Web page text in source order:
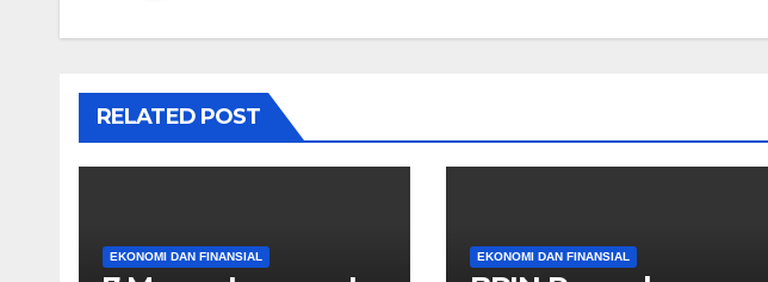
RELATED POST
EKONOMI DAN FINANSIAL EKONOMI DAN FINANSIAL